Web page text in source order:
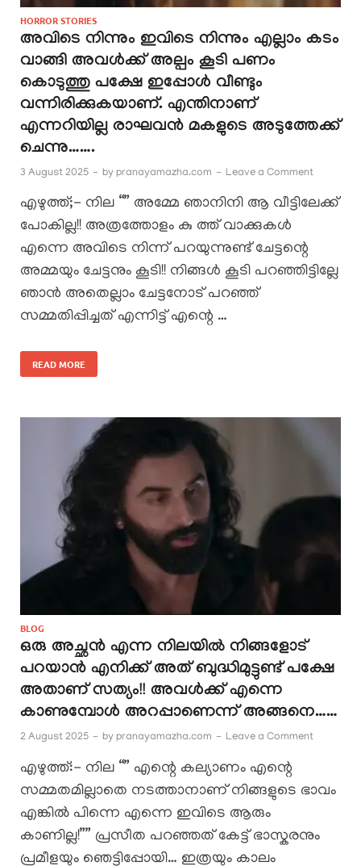
HORROR STORIES
അവിടെ നിന്നും ഇവിടെ നിന്നും എല്ലാം കടം
വാങ്ങി അവൾക്ക് അല്പം കൂടി പണം
കൊടുത്തു പക്ഷേ ഇപ്പോൾ വീണ്ടും
വന്നിരിക്കുകയാണ്. എന്തിനാണ്
എന്നറിയില്ല രാഘവൻ മകളുടെ അടുത്തേക്ക്
ചെന്നു…….
3 August 2025 - by pranayamazha.com - Leave a Comment
എഴുത്ത്;- നില “” അമ്മേ ഞാനിനി ആ വീട്ടിലേക്ക്
പോകില്ല!! അത്രത്തോളം കു ത്ത് വാക്കുകൾ
എന്നെ അവിടെ നിന്ന് പറയുന്നുണ്ട് ചേട്ടന്റെ
അമ്മയും ചേട്ടനും കൂടി!! നിങ്ങൾ കൂടി പറഞ്ഞിട്ടില്ലേ
ഞാൻ അതെല്ലാം ചേട്ടനോട് പറഞ്ഞ്
സമ്മതിപ്പിച്ചത് എന്നിട്ട് എന്റെ …
READ MORE
BLOG
ഒരു അച്ഛൻ എന്ന നിലയിൽ നിങ്ങളോട്
പറയാൻ എനിക്ക് അത് ബുദ്ധിമുട്ടുണ്ട് പക്ഷേ
അതാണ് സത്യം!! അവൾക്ക് എന്നെ
കാണുമ്പോൾ അറപ്പാണെന്ന് അങ്ങനെ……
2 August 2025 - by pranayamazha.com - Leave a Comment
എഴുത്ത്:- നില “” എന്റെ കല്യാണം എന്റെ
സമ്മതമില്ലാതെ നടത്താനാണ് നിങ്ങളുടെ ഭാവം
എങ്കിൽ പിന്നെ എന്നെ ഇവിടെ ആരും
കാണില്ല!”” പ്രസീത പറഞ്ഞത് കേട്ട് ഭാസ്കരനും
പ്രമീളയും ഞെട്ടിപ്പോയി… ഇത്രയും കാലം